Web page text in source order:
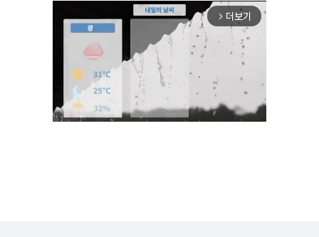
arrow_forward_ios 더보기